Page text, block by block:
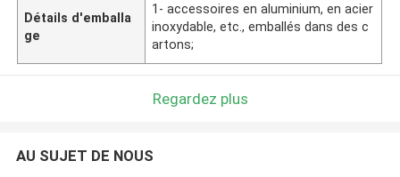
Détails d'emballa
ge
1- accessoires en aluminium, en acier
inoxydable, etc., emballés dans des c
artons;
Regardez plus
AU SUJET DE NOUS